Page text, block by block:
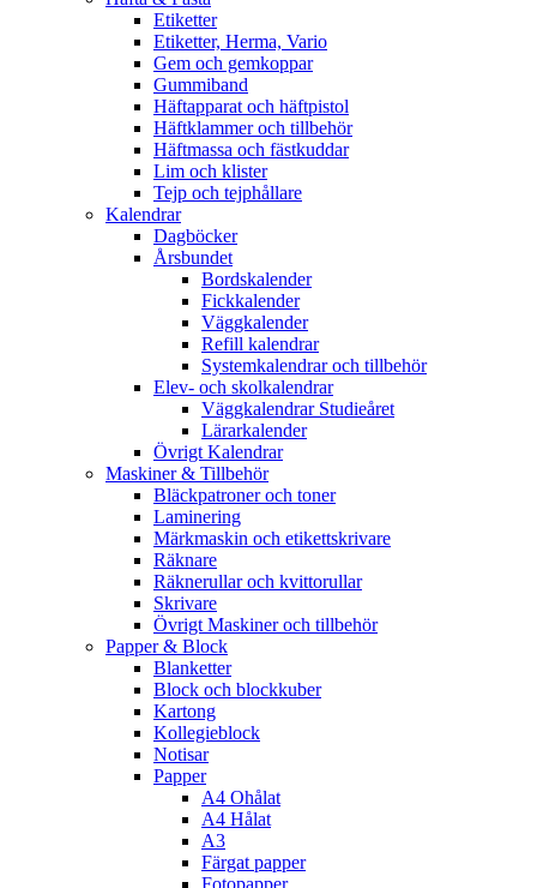
Etiketter
Etiketter, Herma, Vario
Gem och gemkoppar
Gummiband
Häftapparat och häftpistol
Häftklammer och tillbehör
Häftmassa och fästkuddar
Lim och klister
Tejp och tejphållare
Kalendrar
Dagböcker
Årsbundet
Bordskalender
Fickkalender
Väggkalender
Refill kalendrar
Systemkalendrar och tillbehör
Elev- och skolkalendrar
Väggkalendrar Studieåret
Lärarkalender
Övrigt Kalendrar
Maskiner & Tillbehör
Bläckpatroner och toner
Laminering
Märkmaskin och etikettskrivare
Räknare
Räknerullar och kvittorullar
Skrivare
Övrigt Maskiner och tillbehör
Papper & Block
Blanketter
Block och blockkuber
Kartong
Kollegieblock
Notisar
Papper
A4 Ohålat
A4 Hålat
A3
Färgat papper
Fotopapper